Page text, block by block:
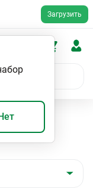
Загрузить